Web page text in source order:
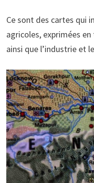
Ce sont des cartes qui
agricoles, exprimées
ainsi que l’industrie et